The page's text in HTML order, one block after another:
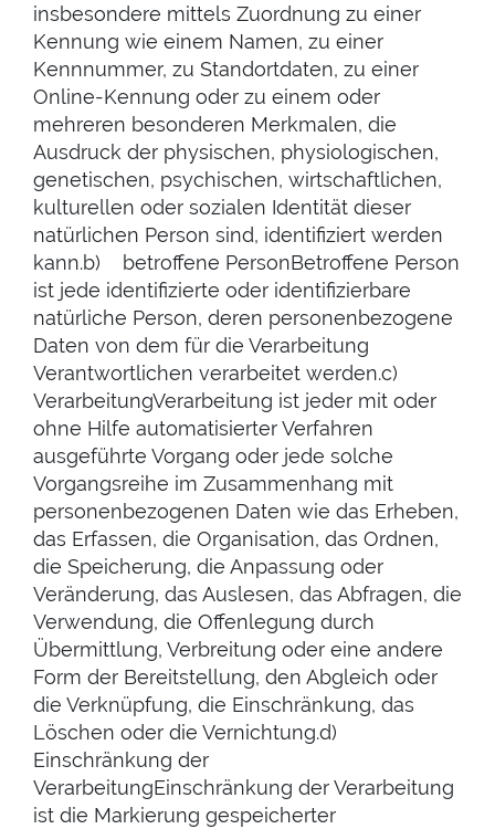
insbesondere mittels Zuordnung zu einer
Kennung wie einem Namen, zu einer
Kennnummer, zu Standortdaten, zu einer
Online-Kennung oder zu einem oder
mehreren besonderen Merkmalen, die
Ausdruck der physischen, physiologischen,
genetischen, psychischen, wirtschaftlichen,
kulturellen oder sozialen Identität dieser
natürlichen Person sind, identifiziert werden
kann.b) betroffene PersonBetroffene Person
ist jede identifizierte oder identifizierbare
natürliche Person, deren personenbezogene
Daten von dem für die Verarbeitung
Verantwortlichen verarbeitet werden.c)
VerarbeitungVerarbeitung ist jeder mit oder
ohne Hilfe automatisierter Verfahren
ausgeführte Vorgang oder jede solche
Vorgangsreihe im Zusammenhang mit
personenbezogenen Daten wie das Erheben,
das Erfassen, die Organisation, das Ordnen,
die Speicherung, die Anpassung oder
Veränderung, das Auslesen, das Abfragen, die
Verwendung, die Offenlegung durch
Übermittlung, Verbreitung oder eine andere
Form der Bereitstellung, den Abgleich oder
die Verknüpfung, die Einschränkung, das
Löschen oder die Vernichtung.d)
Einschränkung der
VerarbeitungEinschränkung der Verarbeitung
ist die Markierung gespeicherter